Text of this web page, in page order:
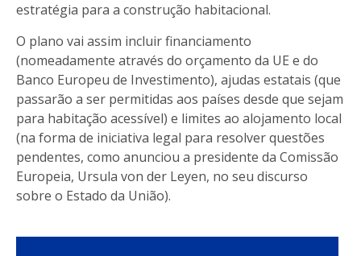
estratégia para a construção habitacional.
O plano vai assim incluir financiamento
(nomeadamente através do orçamento da UE e do
Banco Europeu de Investimento), ajudas estatais (que
passarão a ser permitidas aos países desde que sejam
para habitação acessível) e limites ao alojamento local
(na forma de iniciativa legal para resolver questões
pendentes, como anunciou a presidente da Comissão
Europeia, Ursula von der Leyen, no seu discurso
sobre o Estado da União).